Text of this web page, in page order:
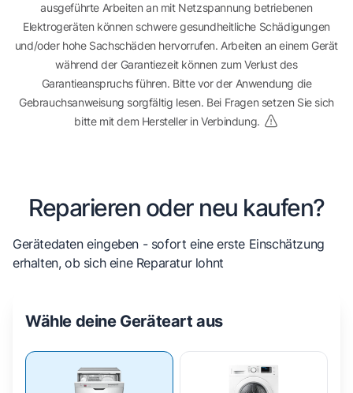
ausgeführte Arbeiten an mit Netzspannung betriebenen
Elektrogeräten können schwere gesundheitliche Schädigungen
und/oder hohe Sachschäden hervorrufen. Arbeiten an einem Gerät
während der Garantiezeit können zum Verlust des
Garantieanspruchs führen. Bitte vor der Anwendung die
Gebrauchsanweisung sorgfältig lesen. Bei Fragen setzen Sie sich
bitte mit dem Hersteller in Verbindung.
Reparieren oder neu kaufen?
Gerätedaten eingeben - sofort eine erste Einschätzung
erhalten, ob sich eine Reparatur lohnt
Wähle deine Geräteart aus